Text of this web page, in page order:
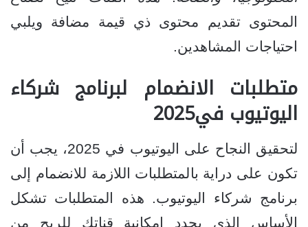
المحتوى تقديم محتوى ذي قيمة مضافة ويلبي
احتياجات المشاهدين.
متطلبات الانضمام لبرنامج شركاء
اليوتيوب في2025
لتحقيق النجاح على اليوتيوب في 2025، يجب أن
تكون على دراية بالمتطلبات اللازمة للانضمام إلى
برنامج شركاء اليوتيوب. هذه المتطلبات تشكل
الأساس الذي يحدد إمكانية قناتك للربح من